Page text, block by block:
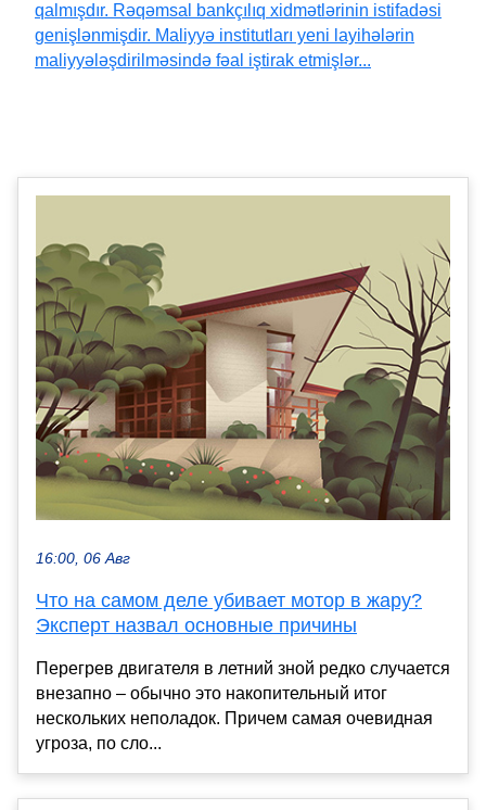
qalmışdır. Rəqəmsal bankçılıq xidmətlərinin istifadəsi
genişlənmişdir. Maliyyə institutları yeni layihələrin
maliyyələşdirilməsində fəal iştirak etmişlər...
16:00, 06 Авг
Что на самом деле убивает мотор в жару?
Эксперт назвал основные причины
Перегрев двигателя в летний зной редко случается
внезапно – обычно это накопительный итог
нескольких неполадок. Причем самая очевидная
угроза, по сло...